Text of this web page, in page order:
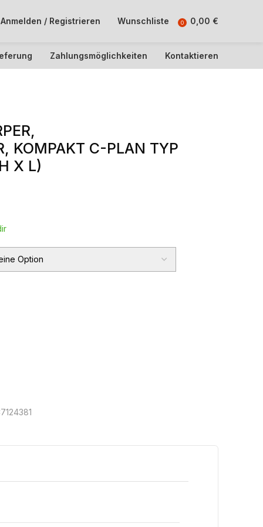
Anmelden / Registrieren Wunschliste 0 0,00 €
Zahlungsmöglichkeiten Kontaktieren
KOMPAKT C-PLAN TYP
X L)